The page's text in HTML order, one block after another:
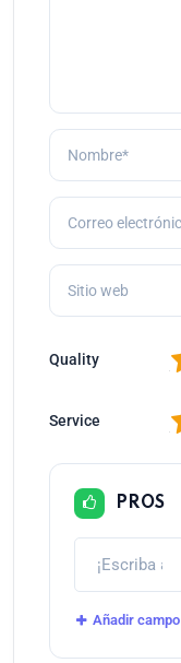
Quality
Service
PROS
Añadir campo